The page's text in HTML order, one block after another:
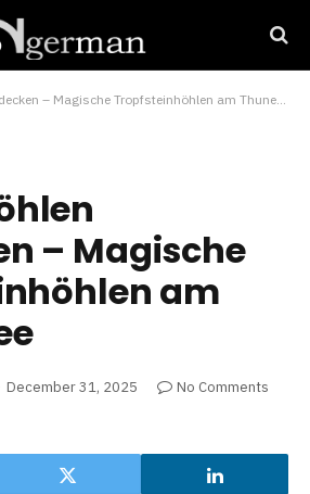
– Magische Tropfsteinhöhlen am Thunersee
– Magische
am
December 31, 2025
No Comments